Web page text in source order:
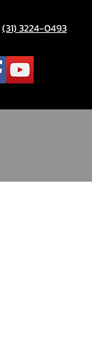
(31) 3224-0493